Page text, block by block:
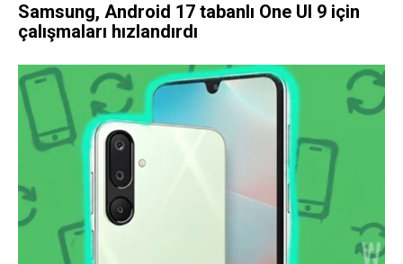
Samsung, Android 17 tabanlı One UI 9 için
çalışmaları hızlandırdı